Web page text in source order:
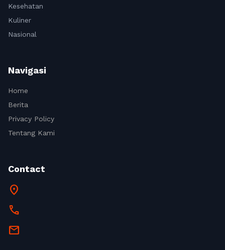
Kesehatan
Kuliner
Nasional
Navigasi
Home
Berita
Privacy Policy
Tentang Kami
Contact
location_on
call
mail